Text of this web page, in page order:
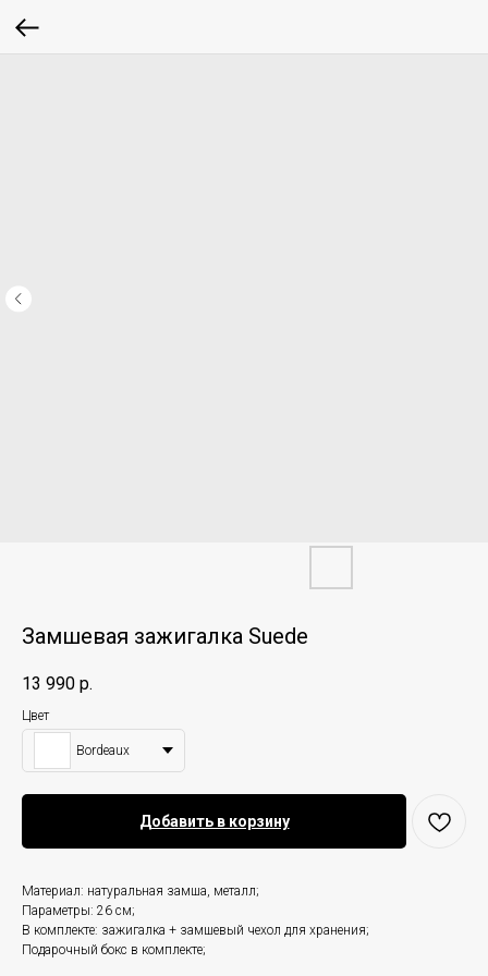
Замшевая зажигалка Suede
13 990 р.
Цвет
Bordeaux
Добавить в корзину
Материал: натуральная замша, металл;
Параметры: 26 см;
В комплекте: зажигалка + замшевый чехол для хранения;
Подарочный бокс в комплекте;